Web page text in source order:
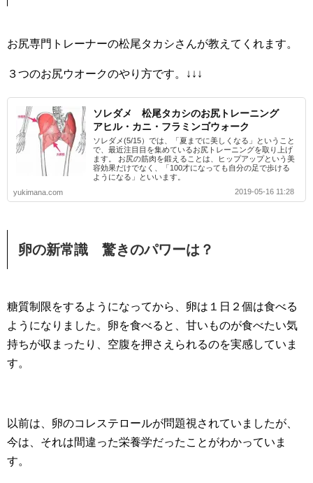
お尻専門トレーナーの松尾タカシさんが教えてくれます。
３つのお尻ウオークのやり方です。↓↓↓
ソレダメ 松尾タカシのお尻トレーニング
アヒル・カニ・フラミンゴウォーク
ソレダメ(5/15）では、「夏までに美しくなる」ということ
で、最近注目目を集めているお尻トレーニングを取り上げ
ます。 お尻の筋肉を鍛えることは、ヒップアップという美
容効果だけでなく、「100才になっても自分の足で歩ける
ようになる」といいます。
yukimana.com
2019-05-16 11:28
卵の新常識 驚きのパワーは？
糖質制限をするようになってから、卵は１日２個は食べる
ようになりました。卵を食べると、甘いものが食べたい気
持ちが収まったり、空腹を押さえられるのを実感していま
す。
以前は、卵のコレステロールが問題視されていましたが、
今は、それは間違った栄養学だったことがわかっていま
す。